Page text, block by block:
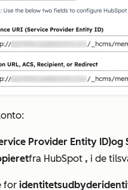
Provider Entity ID)og
fra HubSpot , i de
for